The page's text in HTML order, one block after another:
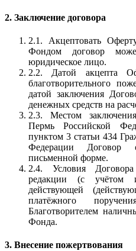
2. Заключение договора
2.1. Акцептовать
Фондом договор
юридическое лицо.
2.2. Датой акцепта
благотворительного
датой заключения
денежных средств на
2.3. Местом
Пермь Российской
пунктом 3 статьи 434
Федерации Договор
письменной форме.
2.4. Условия
редакции (с учётом
действующей
платёжного
Благотворителем
Фонда.
3. Внесение пожертвования